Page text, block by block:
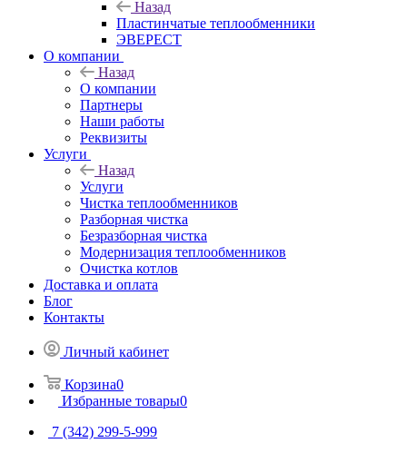
Назад
Пластинчатые теплообменники
ЭВЕРЕСТ
О компании
Назад
О компании
Партнеры
Наши работы
Реквизиты
Услуги
Назад
Услуги
Чистка теплообменников
Разборная чистка
Безразборная чистка
Модернизация теплообменников
Очистка котлов
Доставка и оплата
Блог
Контакты
Личный кабинет
Корзина0
Избранные товары0
7 (342) 299-5-999